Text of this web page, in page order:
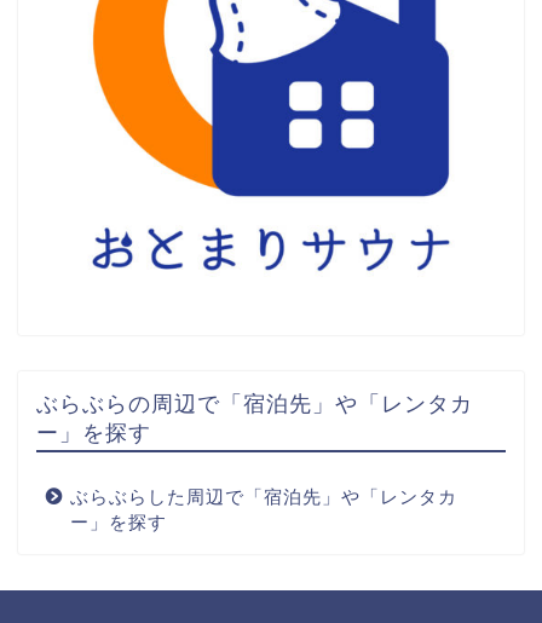
ぶらぶらの周辺で「宿泊先」や「レンタカ
ー」を探す
ぶらぶらした周辺で「宿泊先」や「レンタカ
ー」を探す